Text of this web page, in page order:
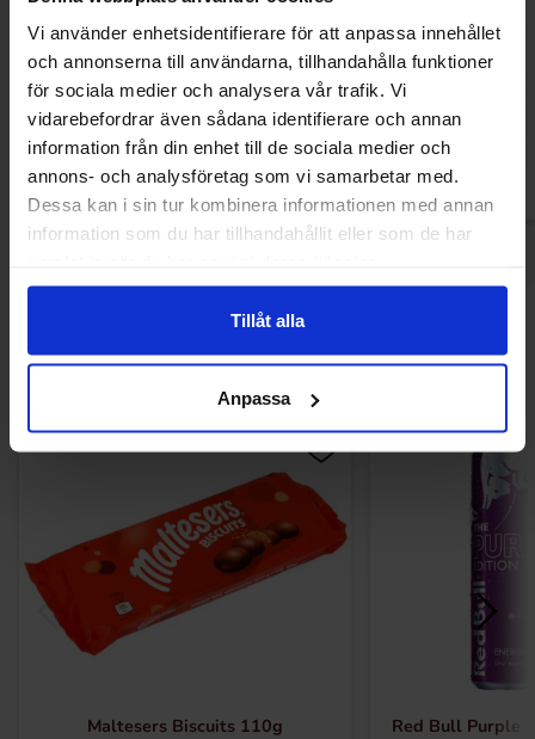
Vi använder enhetsidentifierare för att anpassa innehållet
och annonserna till användarna, tillhandahålla funktioner
för sociala medier och analysera vår trafik. Vi
vidarebefordrar även sådana identifierare och annan
information från din enhet till de sociala medier och
annons- och analysföretag som vi samarbetar med.
Dessa kan i sin tur kombinera informationen med annan
information som du har tillhandahållit eller som de har
Tillåt alla
Anpassa
Riesen Dark Toffee 150g
27.35 kr
Köp
Roshen Milky
Andra gillade
Maltesers Biscuits 110g Red Bull Purple